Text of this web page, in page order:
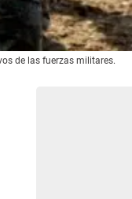
de las fuerzas militares.